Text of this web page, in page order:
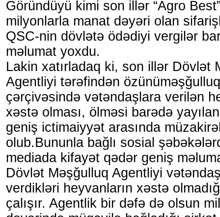
Göründüyü kimi son illər “Agro
milyonlarla manat dəyəri olan
QSC-nin dövlətə ödədiyi vergilər
məlumat yoxdu.
Lakin xatırladaq ki, son illər Dövlət
Agentliyi tərəfindən
çərçivəsində vətəndaşlara verilən
xəstə olması, ölməsi barədə
geniş ictimaiyyət arasında
olub.Bununla bağlı sosial
mediada kifayət qədər geniş
Dövlət Məşğulluq Agentliyi
verdikləri heyvanların xəstə
çalışır. Agentlik bir dəfə də olsun